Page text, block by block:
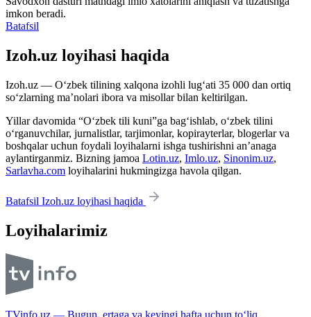
imkon beradi.
Batafsil
Izoh.uz loyihasi haqida
Izoh.uz — O‘zbek tilining xalqona izohli lug‘ati 35 000 dan ortiq
so‘zlarning ma’nolari ibora va misollar bilan keltirilgan.
Yillar davomida “O‘zbek tili kuni”ga bag‘ishlab, o‘zbek tilini
o‘rganuvchilar, jurnalistlar, tarjimonlar, kopirayterlar, blogerlar va
boshqalar uchun foydali loyihalarni ishga tushirishni an’anaga
aylantirganmiz. Bizning jamoa Lotin.uz, Imlo.uz, Sinonim.uz,
Sarlavha.com loyihalarini hukmingizga havola qilgan.
Batafsil Izoh.uz loyihasi haqida
Loyihalarimiz